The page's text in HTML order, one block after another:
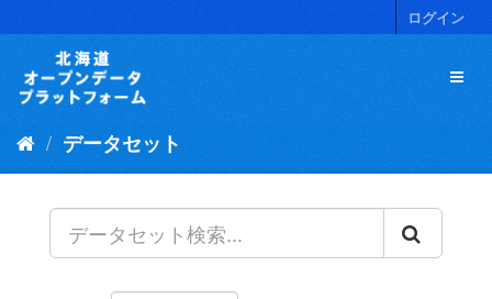
キ
ログイン
データセット